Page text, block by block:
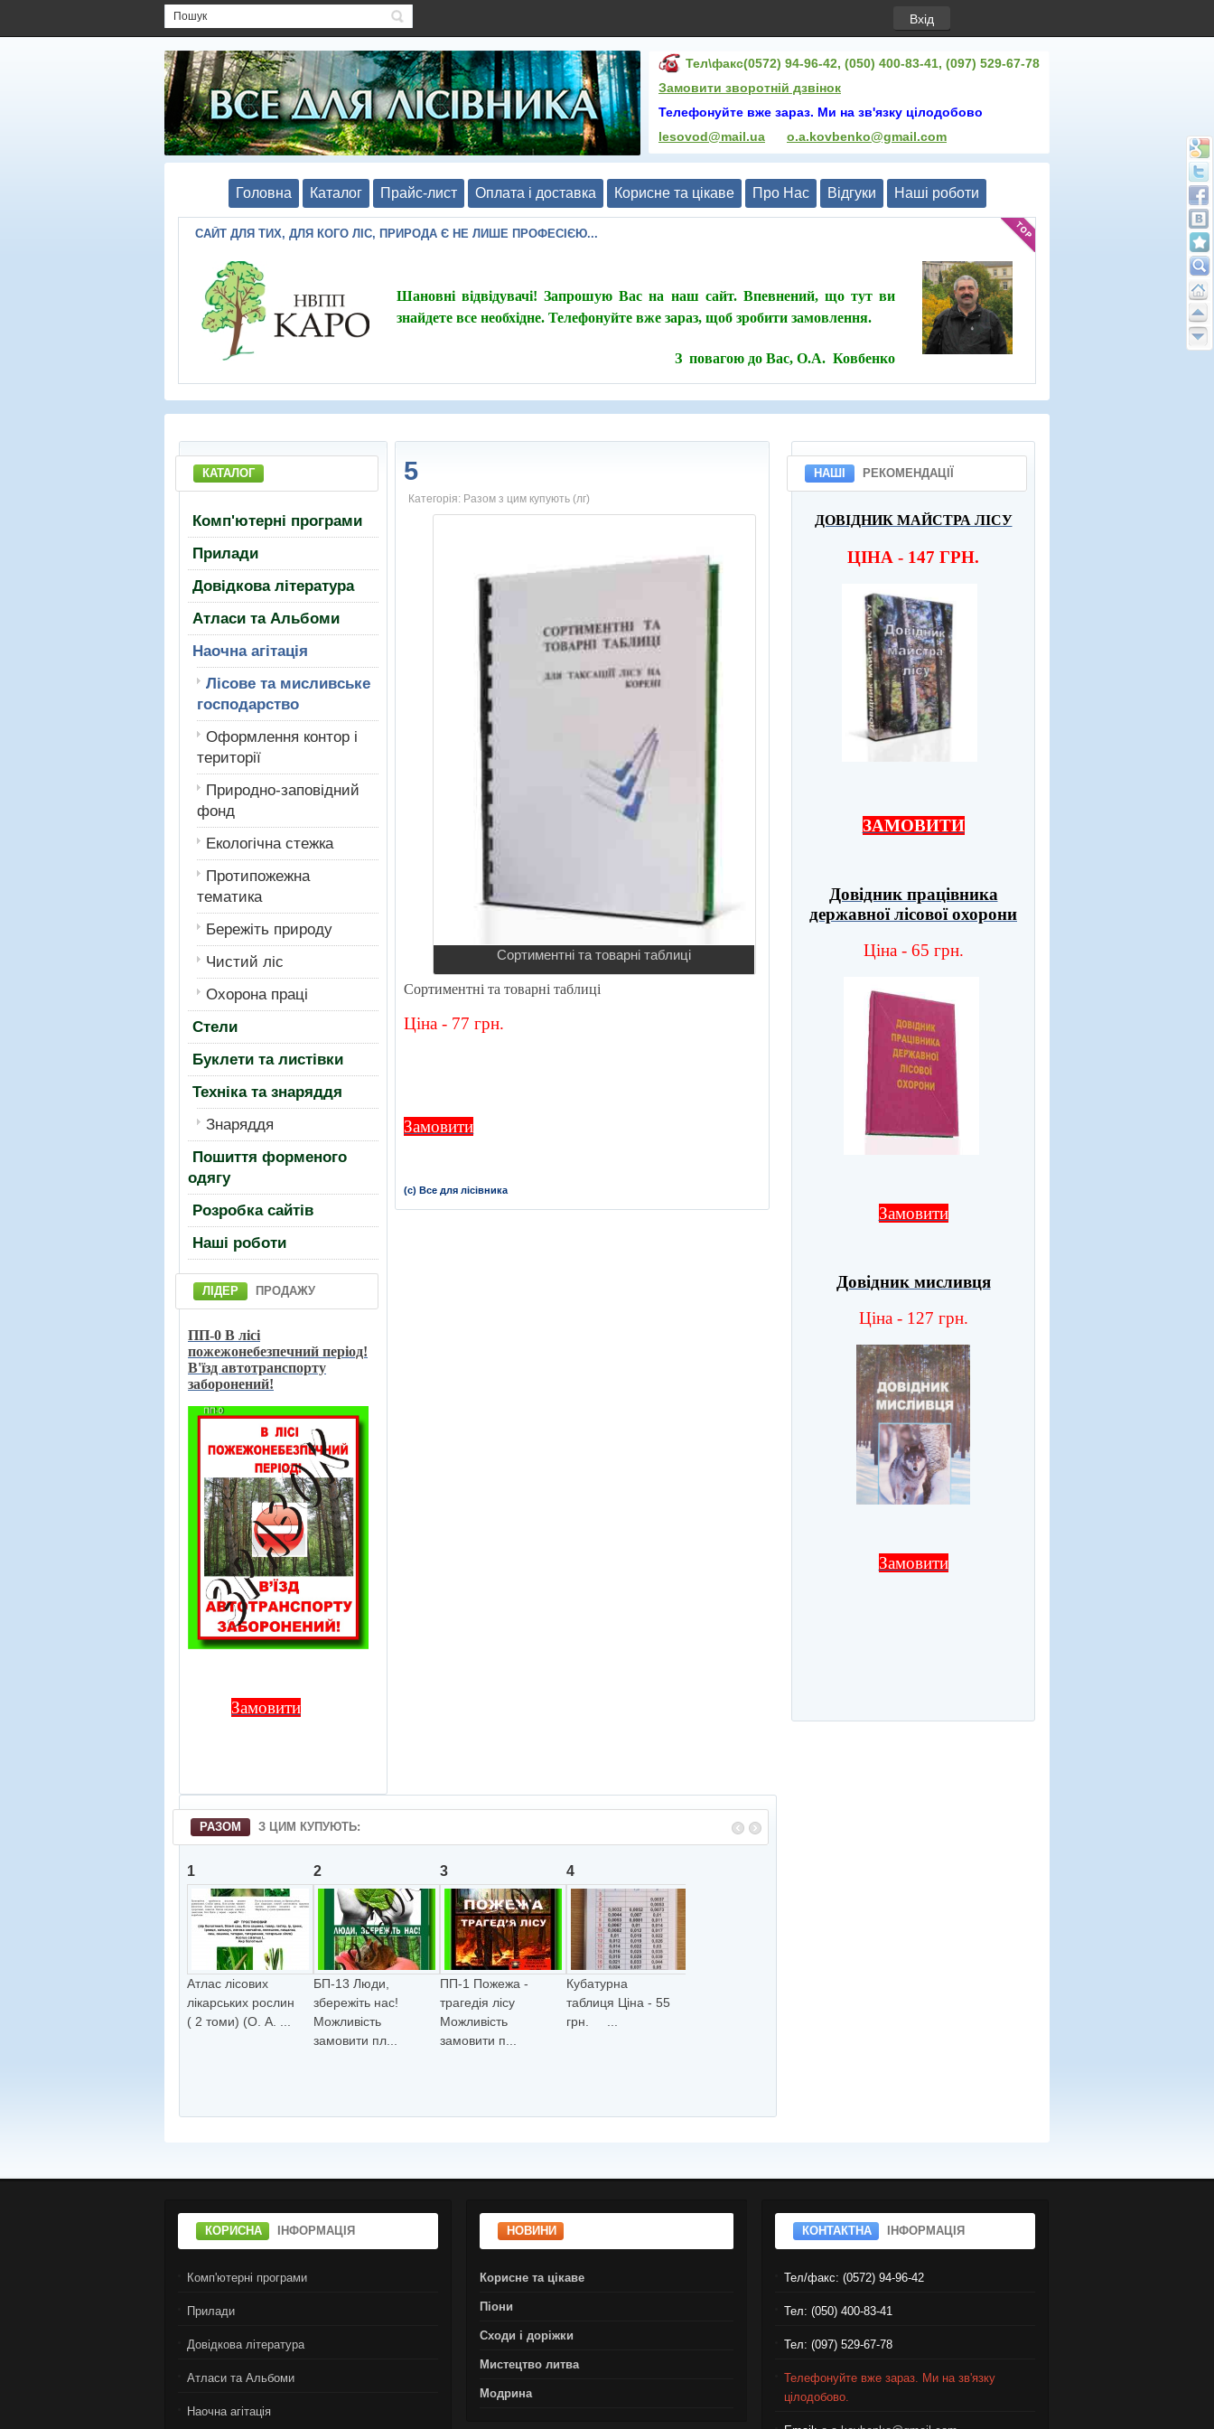
Вхід
Тел\факс(0572) 94-96-42, (050) 400-83-41, (097) 529-67-78
Замовити зворотній дзвінок
Телефонуйте вже зараз. Ми на зв'язку цілодобово
lesovod@mail.ua
o.a.kovbenko@gmail.com
Головна Каталог Прайс-лист Оплата і доставка Корисне та цікаве Про Нас Відгуки Нашi роботи
САЙТ ДЛЯ ТИХ, ДЛЯ КОГО ЛІС, ПРИРОДА Є НЕ ЛИШЕ ПРОФЕСІЄЮ...
Шановні відвідувачі! Запрошую Вас на наш сайт. Впевнений, що тут ви
знайдете все необхідне. Телефонуйте вже зараз, щоб зробити замовлення.
З повагою до Вас, О.А. Ковбенко
5
Категорія: Разом з цим купують (лг)
Сортиментні та товарні таблиці
Сортиментні та товарні таблиці
Ціна - 77 грн.
Замовити
(с) Все для лісівника
КАТАЛОГ
Комп'ютерні програми
Прилади
Довідкова література
Атласи та Альбоми
Наочна агітація
Лiсове та мисливське
господарство
Оформлення контор і
території
Природно-заповідний
фонд
Екологiчна стежка
Протипожежна
тематика
Бережiть природу
Чистий лiс
Охорона працi
Стели
Буклети та листівки
Техніка та знаряддя
Знаряддя
Пошиття форменого
одягу
Розробка сайтів
Нашi роботи
ЛІДЕР ПРОДАЖУ
ПП-0 В лici
пожежонебезпечний перiод!
В'їзд автотранспорту
заборонений!
Замовити
РАЗОМ З ЦИМ КУПУЮТЬ:
1
Атлас лісових
лікарських рослин
( 2 томи) (О. А. ...
2
БП-13 Люди,
збережiть нас!
Можливiсть
замовити пл...
3
ПП-1 Пожежа -
трагедiя лiсу
Можливiсть
замовити п...
4
Кубатурна
таблиця Ціна - 55
грн. ...
НАШІ РЕКОМЕНДАЦІЇ
ДОВІДНИК МАЙСТРА ЛІСУ
ЦІНА - 147 ГРН.
ЗАМОВИТИ
Довідник працівника
державної лісової охорони
Ціна - 65 грн.
Замовити
Довідник мисливця
Ціна - 127 грн.
Замовити
КОРИСНА ІНФОРМАЦІЯ
Комп'ютерні програми
Прилади
Довідкова література
Атласи та Альбоми
Наочна агітація
НОВИНИ
Корисне та цікаве
Піони
Сходи і доріжки
Мистецтво литва
Модрина
КОНТАКТНА ІНФОРМАЦІЯ
Тел/факс: (0572) 94-96-42
Тел: (050) 400-83-41
Тел: (097) 529-67-78
Телефонуйте вже зараз. Ми на зв'язку
цілодобово.